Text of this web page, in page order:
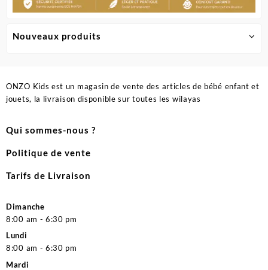
Nouveaux produits
ONZO Kids est un magasin de vente des articles de bébé enfant et
jouets, la livraison disponible sur toutes les wilayas
Qui sommes-nous ?
Politique de vente
Tarifs de Livraison
Dimanche
8:00 am - 6:30 pm
Lundi
8:00 am - 6:30 pm
Mardi